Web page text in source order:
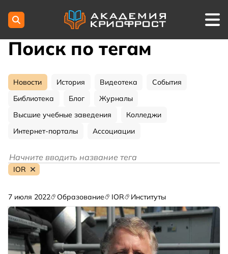
Поиск по тегам
Новости История Видеотека
События
Библиотека
Блог
Журналы
Высшие учебные заведения
Колледжи
Интернет-порталы
Ассоциации
IOR
7 июля 2022 Образование IOR Институты